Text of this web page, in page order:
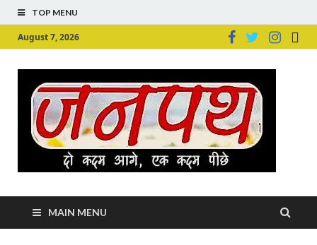
TOP MENU
August 7, 2026
MAIN MENU